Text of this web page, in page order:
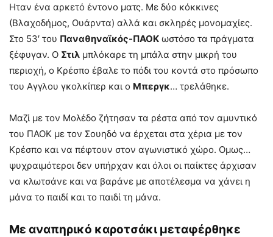
Ηταν ένα αρκετό έντονο ματς. Με δύο κόκκινες
(Βλαχοδήμος, Ουάρντα) αλλά και σκληρές μονομαχίες.
Στο 53′ του Παναθηναϊκός-ΠΑΟΚ ωστόσο τα πράγματα
ξέφυγαν. Ο Στιλ μπλόκαρε τη μπάλα στην μικρή του
περιοχή, ο Κρέσπο έβαλε το πόδι του κοντά στο πρόσωπο
του Αγγλου γκολκίπερ και ο Μπεργκ… τρελάθηκε.
Μαζί με τον Μολέδο ζήτησαν τα ρέστα από τον αμυντικό
του ΠΑΟΚ με τον Σουηδό να έρχεται στα χέρια με τον
Κρέσπο και να πέφτουν στον αγωνιστικό χώρο. Ομως…
ψυχραιμότεροι δεν υπήρχαν και όλοι οι παίκτες άρχισαν
να κλωτσάνε και να βαράνε με αποτέλεσμα να χάνει η
μάνα το παιδί και το παιδί τη μάνα.
Με αναπηρικό καροτσάκι μεταφέρθηκε